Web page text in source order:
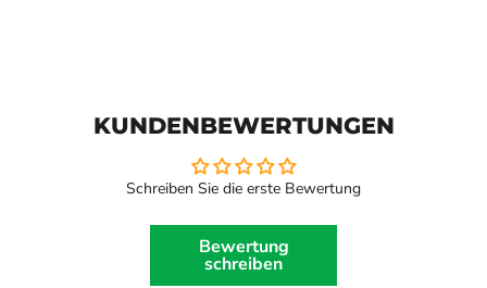
KUNDENBEWERTUNGEN
Schreiben Sie die erste Bewertung
Bewertung
schreiben